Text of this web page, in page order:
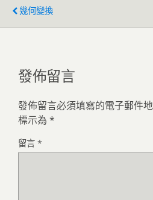
幾何變換
發佈留言
發佈留言必須填寫的電子郵件
標示為 *
留言 *